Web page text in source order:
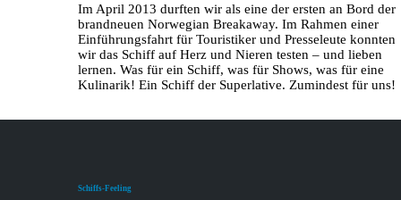
Im April 2013 durften wir als eine der ersten an Bord der
brandneuen Norwegian Breakaway. Im Rahmen einer
Einführungsfahrt für Touristiker und Presseleute konnten
wir das Schiff auf Herz und Nieren testen – und lieben
lernen. Was für ein Schiff, was für Shows, was für eine
Kulinarik! Ein Schiff der Superlative. Zumindest für uns!
Schiffs-Feeling